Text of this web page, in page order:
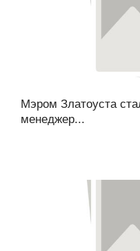
Мэром Златоуста
менеджер...